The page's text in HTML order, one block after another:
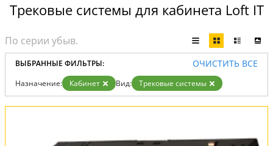
Трековые системы для кабинета Loft IT
ВЫБРАННЫЕ ФИЛЬТРЫ: ОЧИСТИТЬ ВСЕ
Назначение: Кабинет Вид: Трековые системы